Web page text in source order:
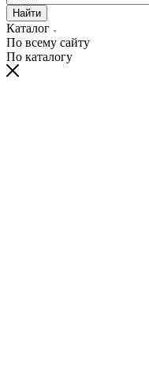
Найти
Каталог
По всему сайту
По каталогу